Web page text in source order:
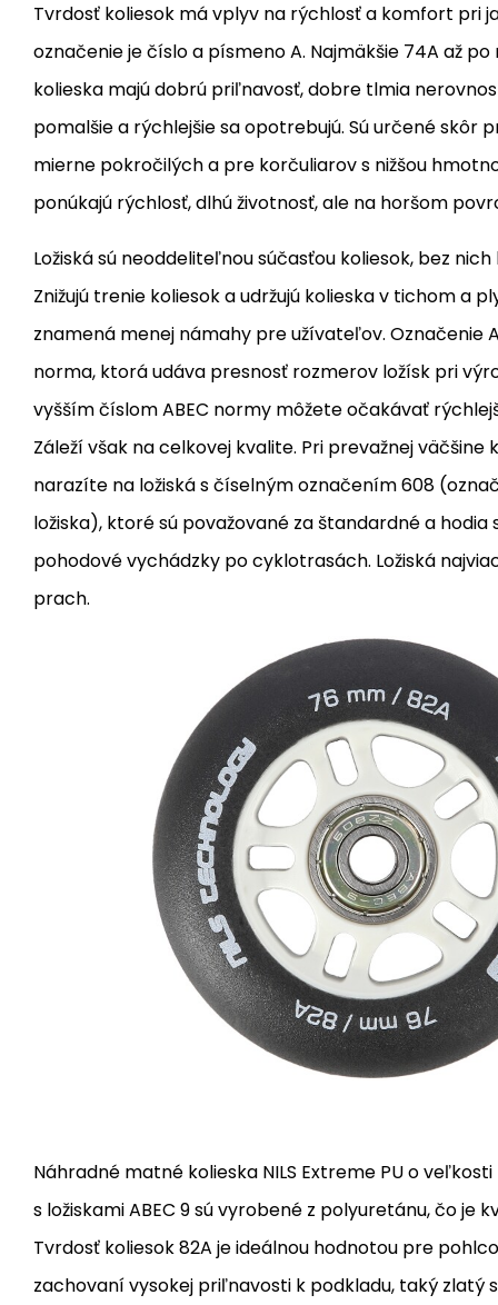
Tvrdosť koliesok má vplyv na rýchlosť a komfort pri
označenie je číslo a písmeno A. Najmäkšie 74A až po
kolieska majú dobrú priľnavosť, dobre tlmia
pomalšie a rýchlejšie sa opotrebujú. Sú určené skôr
mierne pokročilých a pre korčuliarov s nižšou
ponúkajú rýchlosť, dlhú životnosť, ale na horšom
Ložiská sú neoddeliteľnou súčasťou koliesok, bez
Znižujú trenie koliesok a udržujú kolieska v tichom a
znamená menej námahy pre užívateľov. Označenie
norma, ktorá udáva presnosť rozmerov ložísk pri
vyšším číslom ABEC normy môžete očakávať
Záleží však na celkovej kvalite. Pri prevažnej väčšine
narazíte na ložiská s číselným označením 608
ložiska), ktoré sú považované za štandardné a hodia
pohodové vychádzky po cyklotrasách. Ložiská
prach.
Náhradné matné kolieska NILS Extreme PU o
s ložiskami ABEC 9 sú vyrobené z polyuretánu, čo je
Tvrdosť koliesok 82A je ideálnou hodnotou pre
zachovaní vysokej priľnavosti k podkladu, taký zlatý